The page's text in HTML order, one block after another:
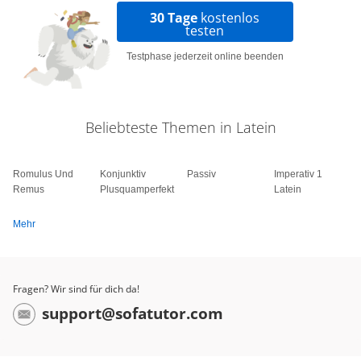
30 Tage kostenlos
testen
Testphase jederzeit online beenden
Beliebteste Themen in Latein
Romulus Und
Remus
Konjunktiv
Plusquamperfekt
Passiv
Imperativ 1
Latein
Mehr
Fragen? Wir sind für dich da!
support@sofatutor.com